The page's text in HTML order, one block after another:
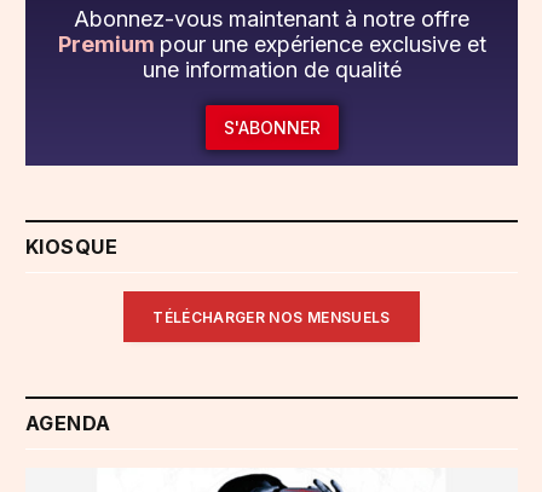
Abonnez-vous maintenant à notre offre
Premium pour une expérience exclusive et
une information de qualité
S'ABONNER
KIOSQUE
TÉLÉCHARGER NOS MENSUELS
AGENDA